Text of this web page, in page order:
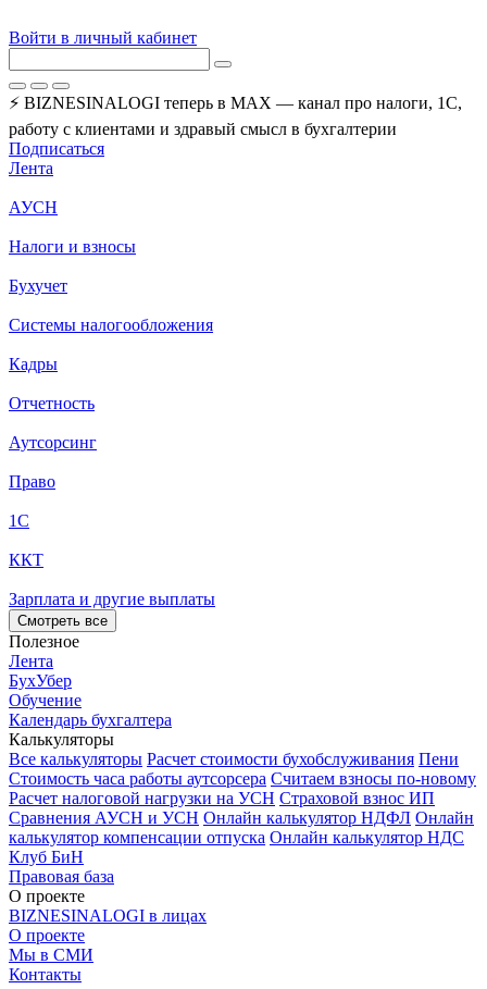
Войти в личный кабинет
⚡ BIZNESINALOGI теперь в MAX — канал про налоги, 1С,
работу с клиентами и здравый смысл в бухгалтерии
Подписаться
Лента
АУСН
Налоги и взносы
Бухучет
Системы налогообложения
Кадры
Отчетность
Аутсорсинг
Право
1С
ККТ
Зарплата и другие выплаты
Смотреть все
Полезное
Лента
БухУбер
Обучение
Календарь бухгалтера
Калькуляторы
Все калькуляторы Расчет стоимости бухобслуживания Пени
Стоимость часа работы аутсорсера Считаем взносы по-новому
Расчет налоговой нагрузки на УСН Страховой взнос ИП
Сравнения АУСН и УСН Онлайн калькулятор НДФЛ Онлайн
калькулятор компенсации отпуска Онлайн калькулятор НДС
Клуб БиН
Правовая база
О проекте
BIZNESINALOGI в лицах
О проекте
Мы в СМИ
Контакты